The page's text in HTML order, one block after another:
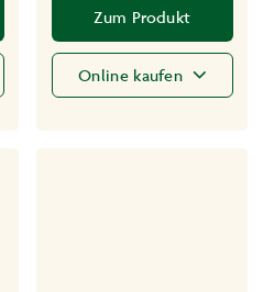
Zum Produkt
Online kaufen